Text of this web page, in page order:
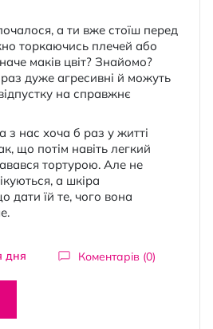
а ти вже стоїш перед
торкаючись плечей або
маків цвіт? Знайомо?
дуже агресивні й можуть
на справжнє
нас хоча б раз у житті
що потім навіть легкий
тортурою. Але не
а шкіра
дати їй те, чого вона
дня Коментарів (0)